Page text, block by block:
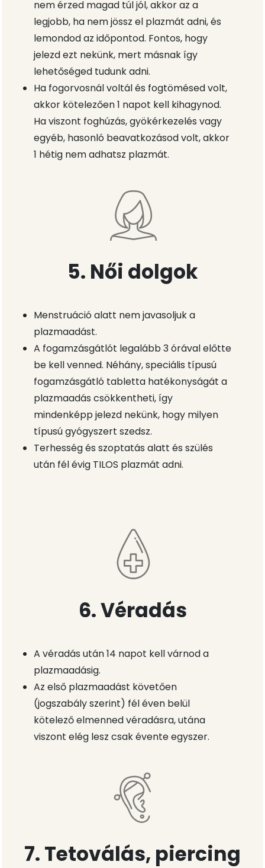
nem érzed magad túl jól, akkor az a
legjobb, ha nem jössz el plazmát adni, és
lemondod az időpontod. Fontos, hogy
jelezd ezt nekünk, mert másnak így
lehetőséged tudunk adni.
Ha fogorvosnál voltál és fogtömésed volt,
akkor kötelezően 1 napot kell kihagynod.
Ha viszont foghúzás, gyökérkezelés vagy
egyéb, hasonló beavatkozásod volt, akkor
1 hétig nem adhatsz plazmát.
5. Női dolgok
Menstruáció alatt nem javasoljuk a
plazmaadást.
A fogamzásgátlót legalább 3 órával előtte
be kell venned. Néhány, speciális típusú
fogamzásgátló tabletta hatékonyságát a
plazmaadás csökkentheti, így
mindenképp jelezd nekünk, hogy milyen
típusú gyógyszert szedsz.
Terhesség és szoptatás alatt és szülés
után fél évig TILOS plazmát adni.
6. Véradás
A véradás után 14 napot kell várnod a
plazmaadásig.
Az első plazmaadást követően
(jogszabály szerint) fél éven belül
kötelező elmenned véradásra, utána
viszont elég lesz csak évente egyszer.
7. Tetoválás, piercing